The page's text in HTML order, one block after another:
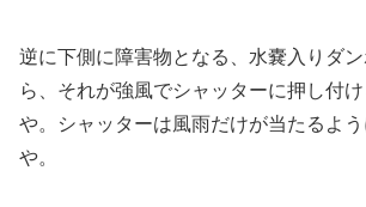
逆に下側に障害物となる、水嚢入りダ
ら、それが強風でシャッターに押し付
や。シャッターは風雨だけが当たるよ
や。